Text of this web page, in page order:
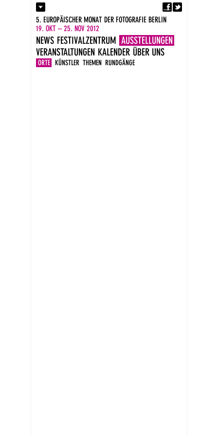
Kontakt
Presse
Impressum
DE
EN
5. EUROPÄISCHER MONAT DER FOTOGRAFIE BERLIN
19. OKT – 25. NOV 2012
NEWS FESTIVALZENTRUM AUSSTELLUNGEN
ORTE KÜNSTLER THEMEN RUNDGÄNGE
VERANSTALTUNGEN KALENDER ÜBER UNS